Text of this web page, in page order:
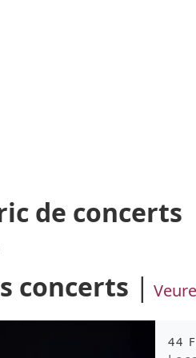
de concerts
concerts
44